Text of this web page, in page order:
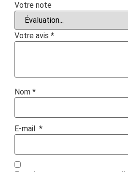
Votre note
Votre avis *
Nom *
E-mail *